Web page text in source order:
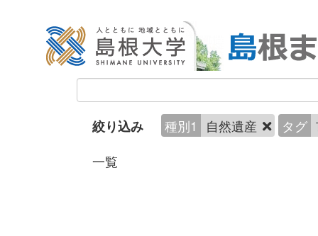
絞り込み 種別1 自然遺産 タグ
一覧